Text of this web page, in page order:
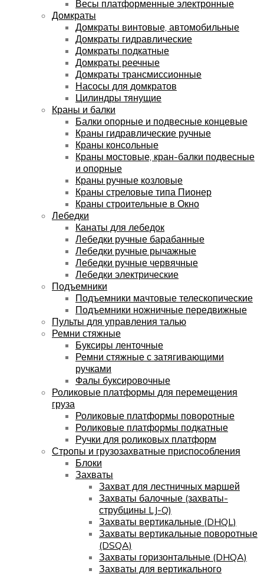
Весы платформенные электронные
Домкраты
Домкраты винтовые, автомобильные
Домкраты гидравлические
Домкраты подкатные
Домкраты реечные
Домкраты трансмиссионные
Насосы для домкратов
Цилиндры тянущие
Краны и балки
Балки опорные и подвесные концевые
Краны гидравлические ручные
Краны консольные
Краны мостовые, кран-балки подвесные
и опорные
Краны ручные козловые
Краны стреловые типа Пионер
Краны строительные в Окно
Лебедки
Канаты для лебедок
Лебедки ручные барабанные
Лебедки ручные рычажные
Лебедки ручные червячные
Лебедки электрические
Подъемники
Подъемники мачтовые телескопические
Подъемники ножничные передвижные
Пульты для управления талью
Ремни стяжные
Буксиры ленточные
Ремни стяжные с затягивающими
ручками
Фалы буксировочные
Роликовые платформы для перемещения
груза
Роликовые платформы поворотные
Роликовые платформы подкатные
Ручки для роликовых платформ
Стропы и грузозахватные приспособления
Блоки
Захваты
Захват для лестничных маршей
Захваты балочные (захваты-
струбцины LJ-Q)
Захваты вертикальные (DHQL)
Захваты вертикальные поворотные
(DSQA)
Захваты горизонтальные (DHQA)
Захваты для вертикального